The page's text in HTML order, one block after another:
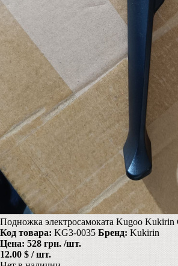
Подножка электросамоката Kugoo Kukirin
Код товара: KG3-0035 Бренд: Kukirin
Цена: 528 грн. /шт.
12.00 $ / шт.